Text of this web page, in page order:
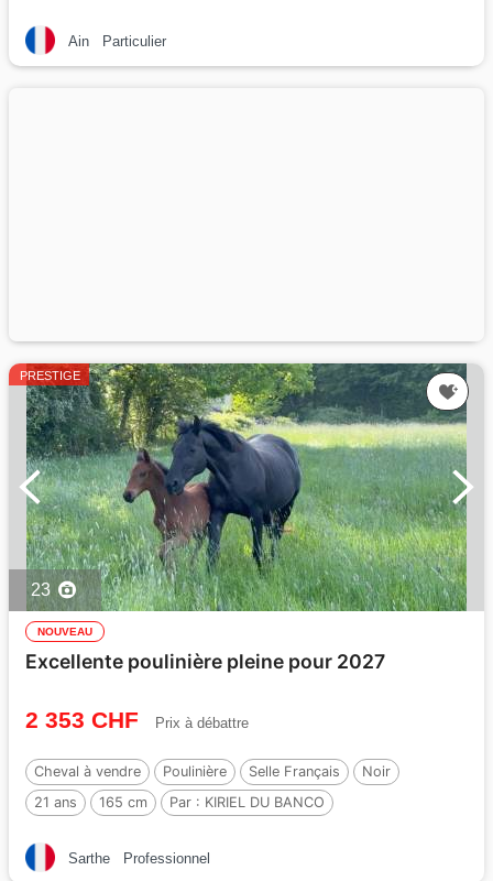
Ain Particulier
PRESTIGE
23
NOUVEAU
Excellente poulinière pleine pour 2027
2 353 CHF Prix à débattre
Cheval à vendre Poulinière Selle Français
Noir
21 ans
165 cm Par : KIRIEL DU BANCO
Sarthe Professionnel